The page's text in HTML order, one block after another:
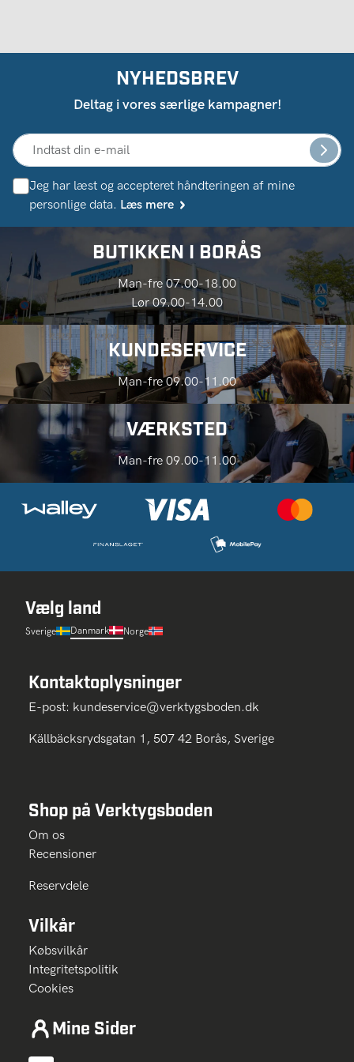
NYHEDSBREV
Deltag i vores særlige kampagner!
Jeg har læst og accepteret håndteringen af ​​mine
personlige data. Læs mere
BUTIKKEN I BORÅS
Man-fre 07.00-18.00
Lør 09.00-14.00
KUNDESERVICE
Man-fre 09.00-11.00
VÆRKSTED
Man-fre 09.00-11.00
Vælg land
Sverige Danmark Norge
Kontaktoplysninger
E-post: kundeservice@verktygsboden.dk
Källbäcksrydsgatan 1, 507 42 Borås, Sverige
Shop på Verktygsboden
Om os
Recensioner
Reservdele
Vilkår
Købsvilkår
Integritetspolitik
Cookies
Mine Sider